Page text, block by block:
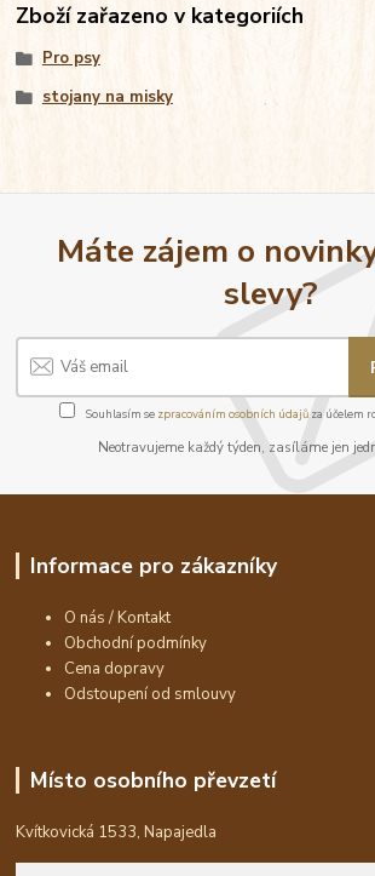
Zboží zařazeno v kategoriích
Pro psy
stojany na misky
Máte zájem o
slevy?
Souhlasím se zpracováním osobních údajůza účelem
Neotravujeme každý týden, zasíláme jen
Informace pro zákazníky
O nás / Kontakt
Obchodní podmínky
Cena dopravy
Odstoupení od smlouvy
Místo osobního převzetí
Kvítkovická 1533, Napajedla